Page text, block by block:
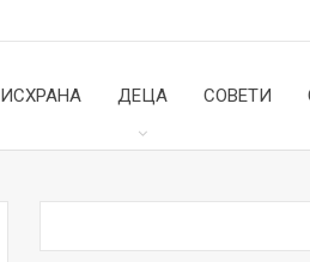
ИСХРАНА ДЕЦА СОВЕТИ